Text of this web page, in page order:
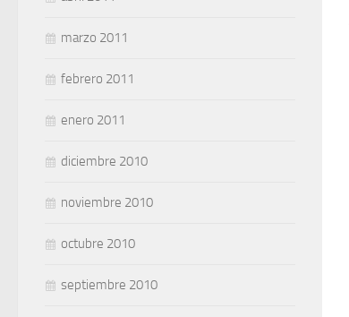
marzo 2011
febrero 2011
enero 2011
diciembre 2010
noviembre 2010
octubre 2010
septiembre 2010